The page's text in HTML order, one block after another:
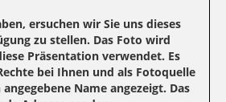
ersuchen wir Sie uns dieses
zu stellen. Das Foto wird
Präsentation verwendet. Es
bei Ihnen und als Fotoquelle
Name angezeigt. Das